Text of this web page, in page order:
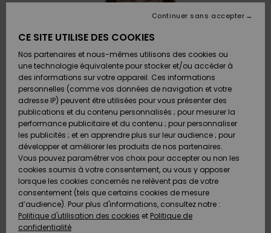
Chaussures
& Tongs
Surf
Snow
Nouveautés
Chaussures
& Tongs
Surf
Snow
Nouveautés
FEMME
A
Découvrir
Snow
SURF
Surf
Shop
Enfant
Highlights
Communauté
SNOW
Snow
Shop
Enfant
Snow
Shop
Femme
A
Découvrir
Communauté
OUTLET
Enfant
Outlet
Femme
AIDE &
CONTACT
Retours
Paiement
Carte
Cadeau
Quiksilver
Freedom
Protection
des
MAGASINS
CE SITE UTILISE DES COOKIES
Nos partenaires et nous-mêmes utilisons des cookies ou
une technologie équivalente pour stocker et/ou accéder à
des informations sur votre appareil. Ces informations
personnelles (comme vos données de navigation et votre
adresse IP) peuvent être utilisées pour vous présenter des
publications et du contenu personnalisés ; pour mesurer la
performance publicitaire et du contenu ; pour personnaliser
les publicités ; et en apprendre plus sur leur audience ; pour
développer et améliorer les produits de nos partenaires.
Vous pouvez paramétrer vos choix pour accepter ou non les
cookies soumis à votre consentement, ou vous y opposer
lorsque les cookies concernés ne relèvent pas de votre
consentement (tels que certains cookies de mesure
d’audience). Pour plus d'informations, consultez notre :
Politique d'utilisation des cookies et Politique de
confidentialité
Continuer sans accepter